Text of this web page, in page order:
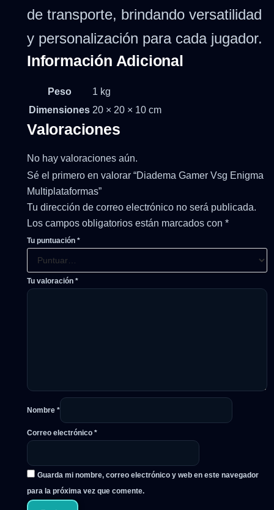
de transporte, brindando versatilidad
y personalización para cada jugador.
Información Adicional
Peso
1 kg
Dimensiones 20 × 20 × 10 cm
Valoraciones
No hay valoraciones aún.
Sé el primero en valorar “Diadema Gamer Vsg Enigma
Multiplataformas”
Tu dirección de correo electrónico no será publicada.
Los campos obligatorios están marcados con *
Tu puntuación *
Tu valoración *
Nombre *
Correo electrónico *
Guarda mi nombre, correo electrónico y web en este navegador
para la próxima vez que comente.